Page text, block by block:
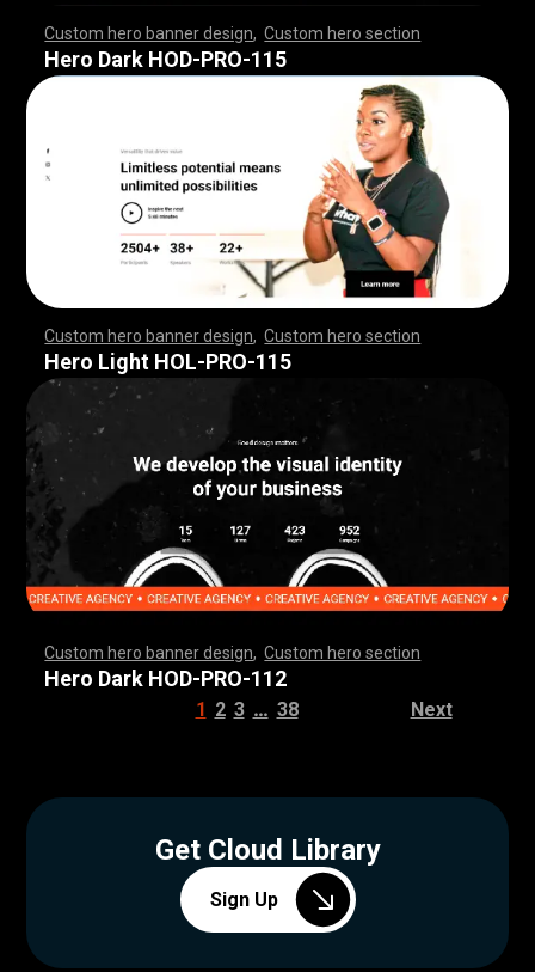
Custom hero banner design ,Custom hero section
,,,,,,,,,,,,,,,,,,,,,,,,,,,,,, ,,,,,,,,,,,,,,,,,,,,,,,
,,,,,,,,,,,,,,,,,,,,,,,,,,,,,, ,,,,,,,,,,,,,,,,,,,,,,
Hero Dark HOD-PRO-115
Custom hero banner design ,Custom hero section
,,,,,,,,,,,,,,,,,,,,,,,,,,,,,, ,,,,,,,,,,,,,,,,,,,,,,,
,,,,,,,,,,,,,,,,,,,,,,,,,,,,,, ,,,,,,,,,,,,,,,,,,,,,,
Hero Light HOL-PRO-115
Custom hero banner design ,Custom hero section
,,,,,,,,,,,,,,,,,,,,,,,,,,,,,, ,,,,,,,,,,,,,,,,,,,,,,,
,,,,,,,,,,,,,,,,,,,,,,,,,,,,,, ,,,,,,,,,,,,,,,,,,,,,,
Hero Dark HOD-PRO-112
1 2 3 … 38 Next
Get Cloud Library
Sign Up